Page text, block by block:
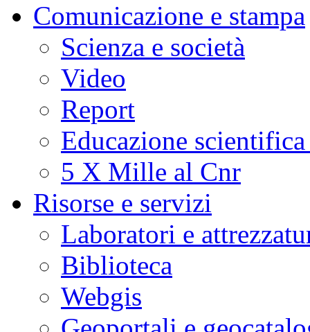
Comunicazione e stampa
Scienza e società
Video
Report
Educazione
5 X Mille al Cnr
Risorse e servizi
Laboratori e
Biblioteca
Webgis